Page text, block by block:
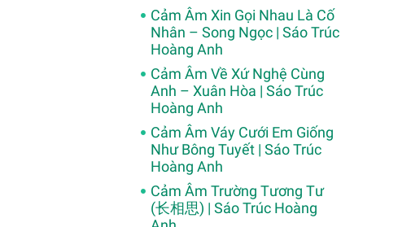
Cảm Âm Xin Gọi Nhau Là Cố
Nhân – Song Ngọc | Sáo Trúc
Hoàng Anh
Cảm Âm Về Xứ Nghệ Cùng
Anh – Xuân Hòa | Sáo Trúc
Hoàng Anh
Cảm Âm Váy Cưới Em Giống
Như Bông Tuyết | Sáo Trúc
Hoàng Anh
Cảm Âm Trường Tương Tư
(长相思) | Sáo Trúc Hoàng